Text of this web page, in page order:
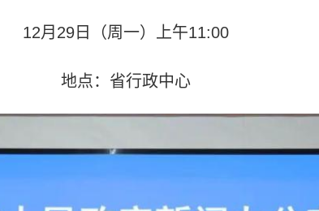
12月29日（周一）上午11:00
地点：省行政中心